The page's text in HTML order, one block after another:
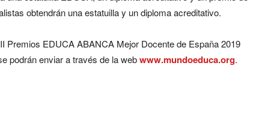
obtendrán una estatuilla y un diploma acreditativo.
Premios EDUCA ABANCA Mejor Docente de España 2019
podrán enviar a través de la webwww.mundoeduca.org.